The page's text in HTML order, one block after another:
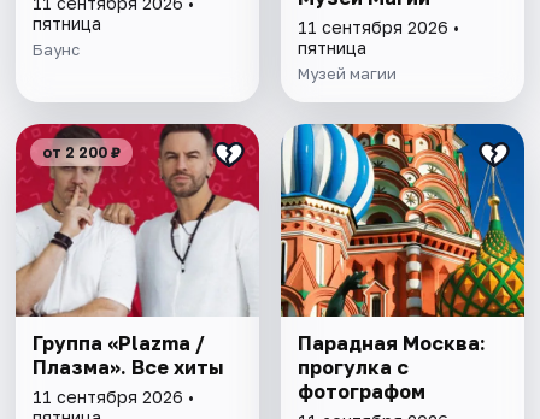
пятница
Баунс
11 сентября 2026 •
пятница
Музей магии
от 2 200 ₽
Группа «Plazma /
Плазма». Все хиты
11 сентября 2026 •
Парадная Москва:
прогулка с
фотографом